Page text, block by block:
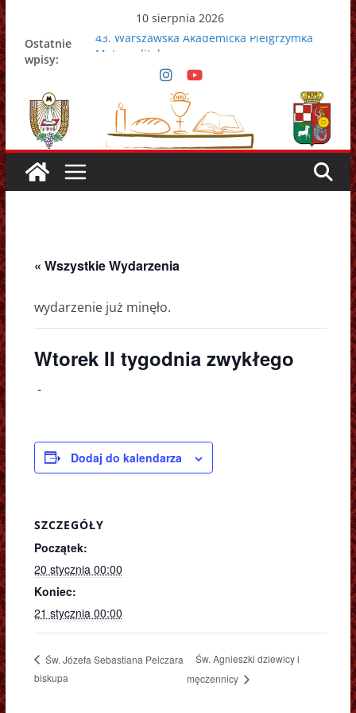
Przejdź
do
treści
10 sierpnia 2026
Ostatnie
wpisy:
43. Warszawska Akademicka Pielgrzymka
Metropolitalna
Nowy Papież – Leon XIV
Zmarł papież Franciszek
Adrian Galbas nowym metropolitą
warszawskim
Zmarł ks. prałat Kazimierz Apel
« Wszystkie Wydarzenia
wydarzenie już minęło.
Wtorek II tygodnia zwykłego
-
Dodaj do kalendarza
SZCZEGÓŁY
Początek:
20 stycznia 00:00
Koniec:
21 stycznia 00:00
Św. Józefa Sebastiana Pelczara
biskupa
Św. Agnieszki dziewicy i
męczennicy